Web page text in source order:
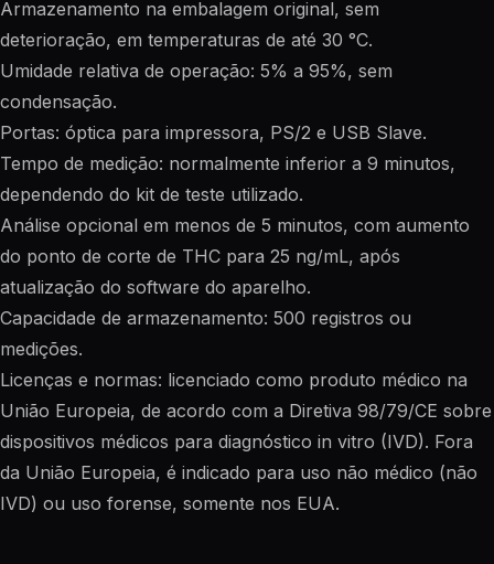
Armazenamento na embalagem original, sem
deterioração, em temperaturas de até 30 °C.
Umidade relativa de operação: 5% a 95%, sem
condensação.
Portas: óptica para impressora, PS/2 e USB Slave.
Tempo de medição: normalmente inferior a 9 minutos,
dependendo do kit de teste utilizado.
Análise opcional em menos de 5 minutos, com aumento
do ponto de corte de THC para 25 ng/mL, após
atualização do software do aparelho.
Capacidade de armazenamento: 500 registros ou
medições.
Licenças e normas: licenciado como produto médico na
União Europeia, de acordo com a Diretiva 98/79/CE sobre
dispositivos médicos para diagnóstico in vitro (IVD). Fora
da União Europeia, é indicado para uso não médico (não
IVD) ou uso forense, somente nos EUA.